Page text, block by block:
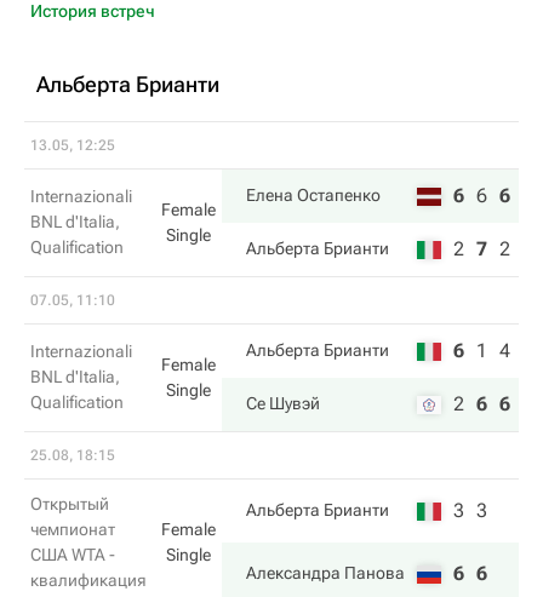
История встреч
Альберта Брианти
13.05, 12:25
Internazionali
BNL d'Italia,
Qualification
Female
Single
Елена Остапенко 6 6 6
Альберта Брианти 2 7 2
07.05, 11:10
Internazionali
BNL d'Italia,
Qualification
Female
Single
Альберта Брианти 6 1 4
Се Шувэй 2 6 6
25.08, 18:15
Открытый
чемпионат
США WTA -
квалификация
Female
Single
Альберта Брианти 3 3
Александра Панова 6 6